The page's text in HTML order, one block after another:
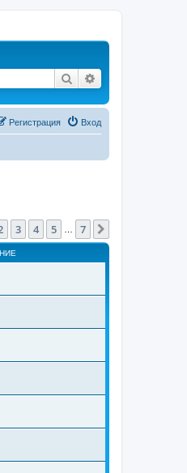
Поиск
Вход
Регистрация
1 из
3 4 5 7